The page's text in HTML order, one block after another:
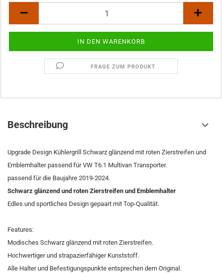
FRAGE ZUM PRODUKT
Beschreibung
Upgrade Design Kühlergrill Schwarz glänzend mit roten Zierstreifen und
Emblemhalter passend für VW T6.1 Multivan Transporter.
passend für die Baujahre 2019-2024.
Schwarz glänzend und roten Zierstreifen und Emblemhalter
Edles und sportliches Design gepaart mit Top-Qualität.
Features:
Modisches Schwarz glänzend mit roten Zierstreifen.
Hochwertiger und strapazierfähiger Kunststoff.
Alle Halter und Befestigungspunkte entsprechen dem Original.